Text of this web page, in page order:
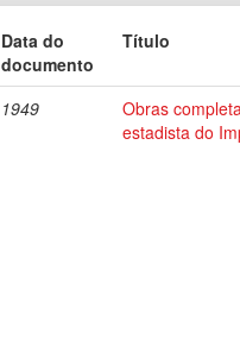
Data do
documento
Título
1949
Obras
estadista do